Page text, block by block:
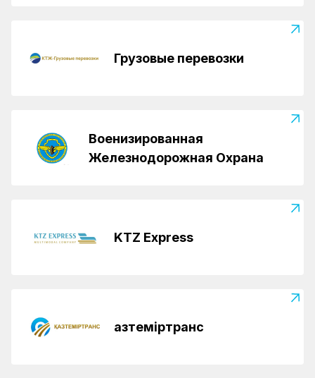
Грузовые перевозки
Военизированная
Железнодорожная Охрана
KTZ Express
Қазтеміртранс